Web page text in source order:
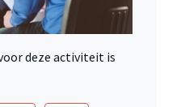
deze activiteit is